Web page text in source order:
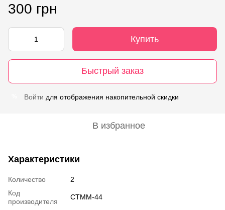
300 грн
Купить
Быстрый заказ
Войти для отображения накопительной скидки
В избранное
Характеристики
Количество
2
Код
производителя
CTMM-44